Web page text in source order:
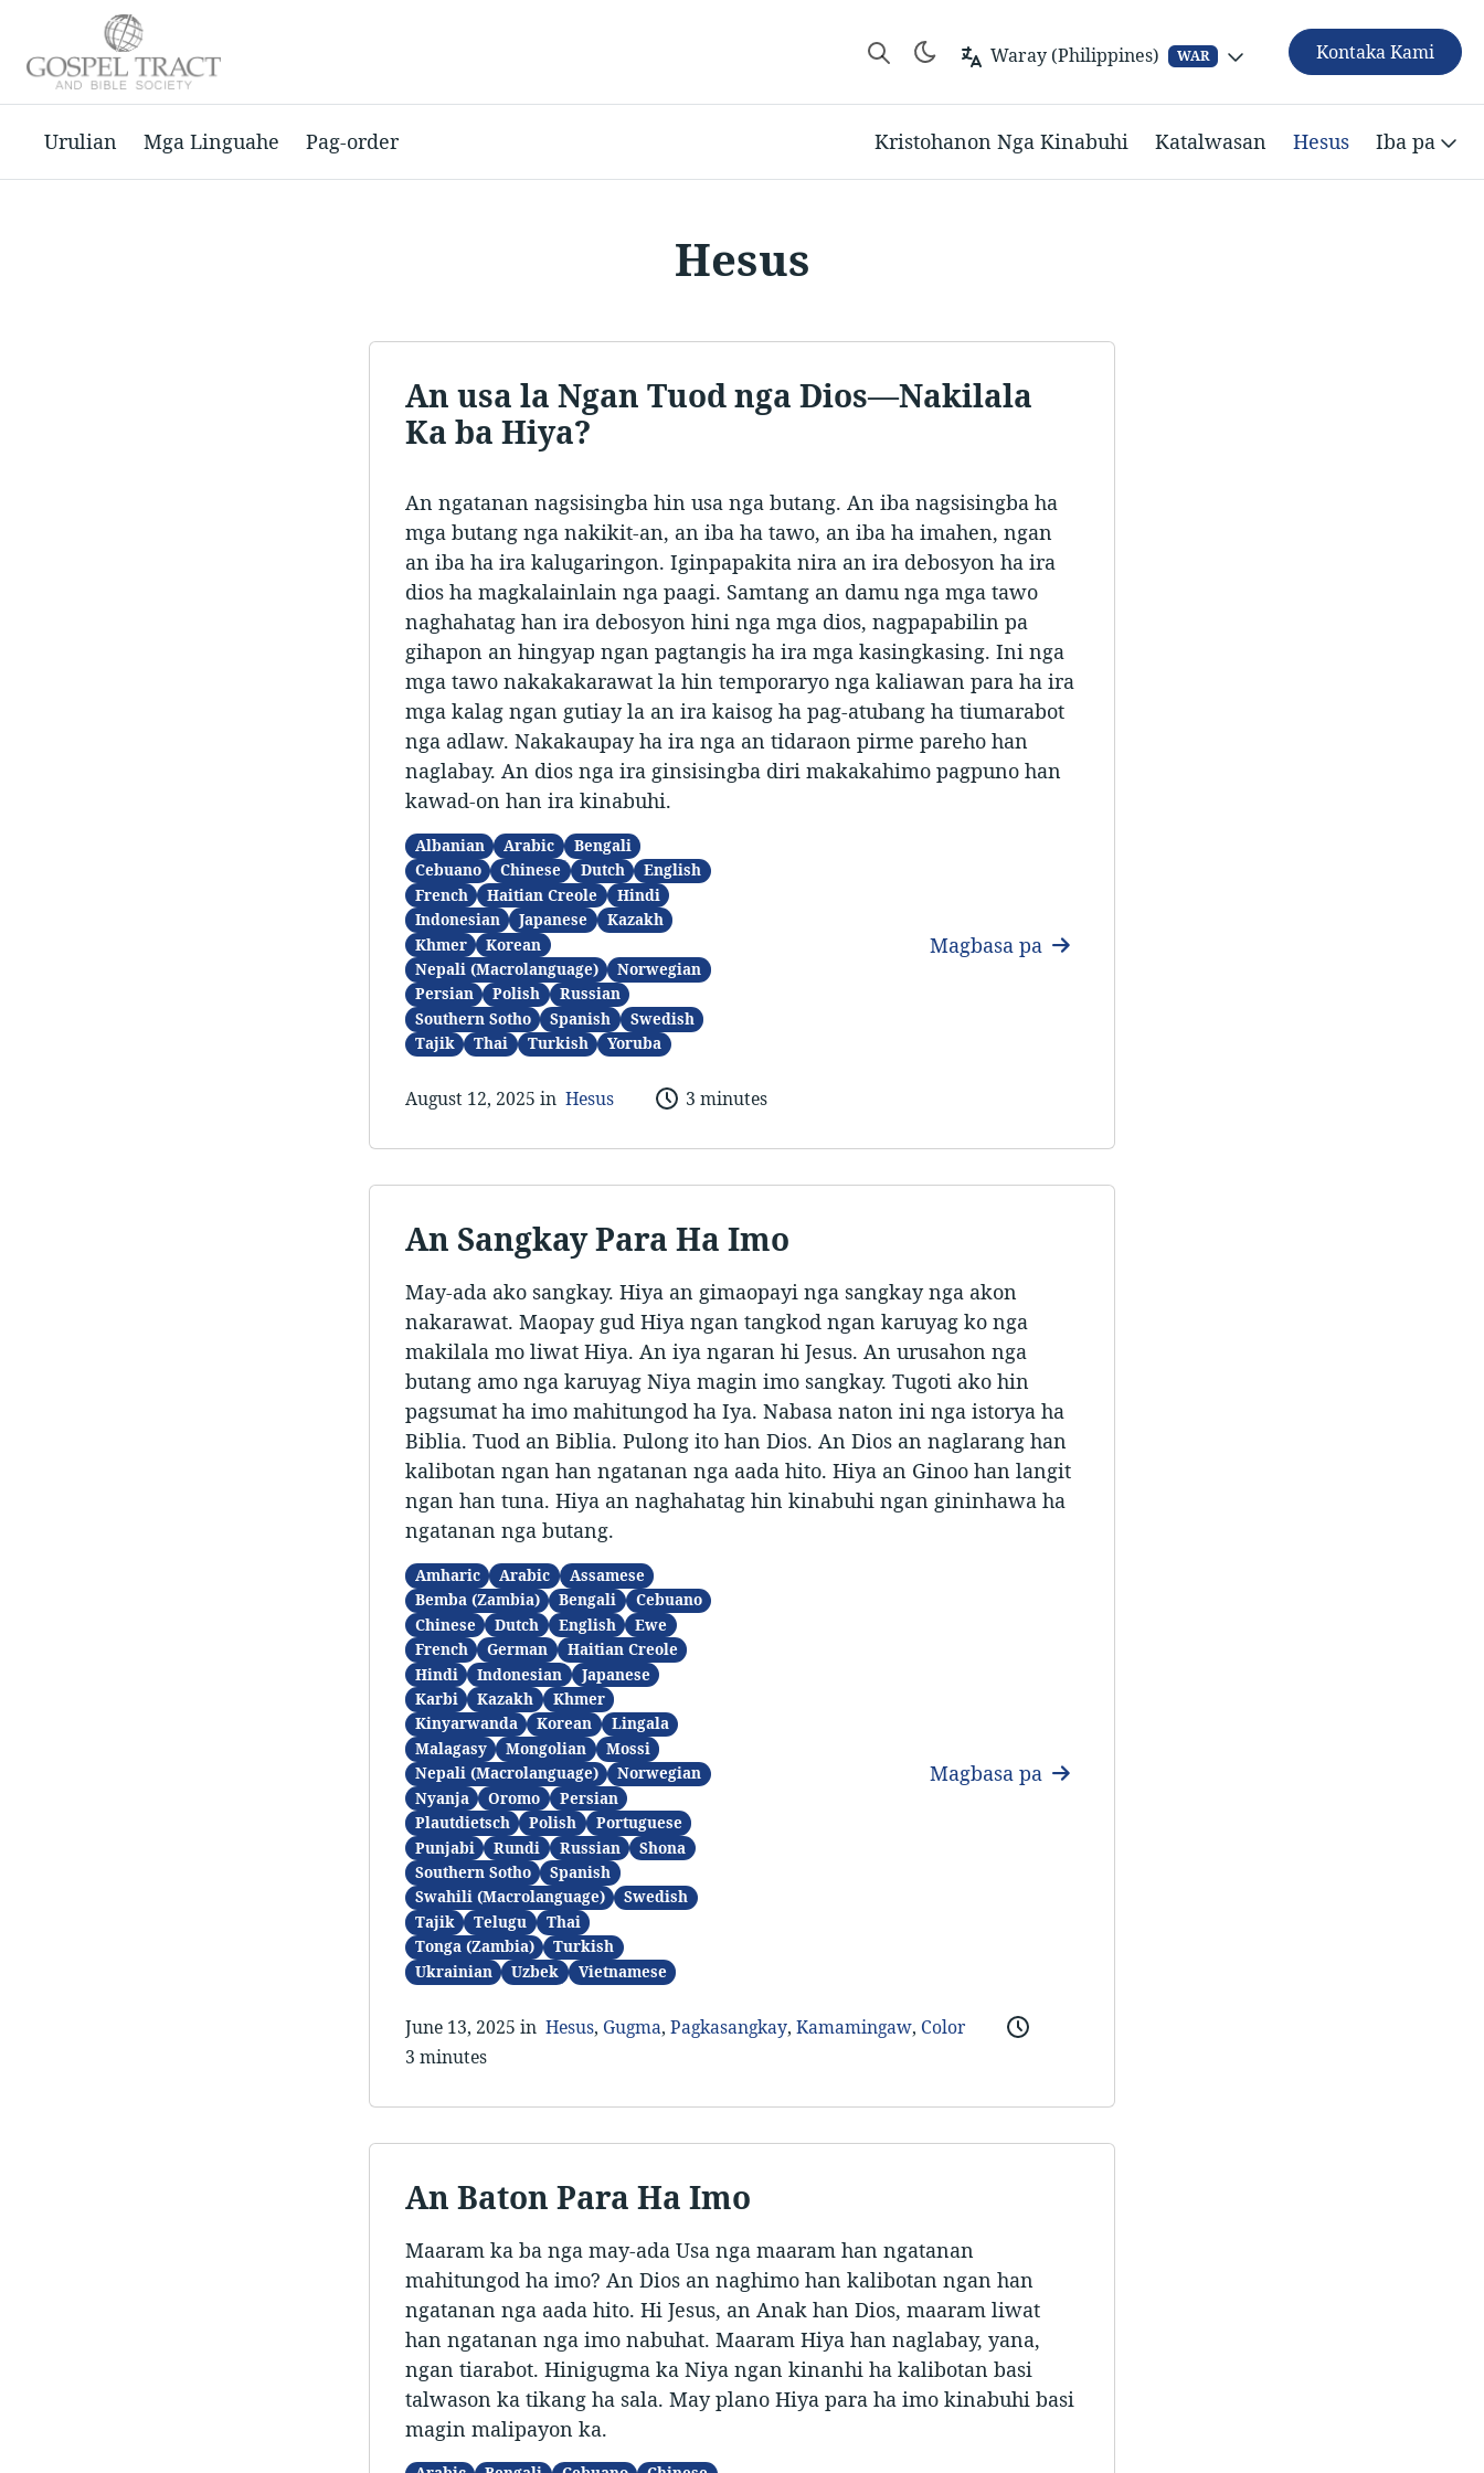
Waray (Philippines) WAR Kontaka Kami
Urulian Mga Linguahe Pag-order Kristohanon Nga Kinabuhi Katalwasan Hesus Iba pa
Hesus
An usa la Ngan Tuod nga Dios—Nakilala
Ka ba Hiya?
An ngatanan nagsisingba hin usa nga butang. An iba nagsisingba ha
mga butang nga nakikit-an, an iba ha tawo, an iba ha imahen, ngan
an iba ha ira kalugaringon. Iginpapakita nira an ira debosyon ha ira
dios ha magkalainlain nga paagi. Samtang an damu nga mga tawo
naghahatag han ira debosyon hini nga mga dios, nagpapabilin pa
gihapon an hingyap ngan pagtangis ha ira mga kasingkasing. Ini nga
mga tawo nakakakarawat la hin temporaryo nga kaliawan para ha ira
mga kalag ngan gutiay la an ira kaisog ha pag-atubang ha tiumarabot
nga adlaw. Nakakaupay ha ira nga an tidaraon pirme pareho han
naglabay. An dios nga ira ginsisingba diri makakahimo pagpuno han
kawad-on han ira kinabuhi.
Albanian Arabic
Bengali
Cebuano
Chinese Dutch
English
French
Haitian Creole
Hindi
Indonesian
Japanese
Kazakh
Khmer
Korean
Nepali (Macrolanguage)
Norwegian
Persian
Polish
Russian
Southern Sotho
Spanish
Swedish
Tajik
Thai Turkish Yoruba
Magbasa pa
August 12, 2025 in Hesus 3 minutes
An Sangkay Para Ha Imo
May-ada ako sangkay. Hiya an gimaopayi nga sangkay nga akon
nakarawat. Maopay gud Hiya ngan tangkod ngan karuyag ko nga
makilala mo liwat Hiya. An iya ngaran hi Jesus. An urusahon nga
butang amo nga karuyag Niya magin imo sangkay. Tugoti ako hin
pagsumat ha imo mahitungod ha Iya. Nabasa naton ini nga istorya ha
Biblia. Tuod an Biblia. Pulong ito han Dios. An Dios an naglarang han
kalibotan ngan han ngatanan nga aada hito. Hiya an Ginoo han langit
ngan han tuna. Hiya an naghahatag hin kinabuhi ngan gininhawa ha
ngatanan nga butang.
Amharic Arabic
Assamese
Bemba (Zambia)
Bengali
Cebuano
Chinese
Dutch English
Ewe
French
German
Haitian Creole
Hindi
Indonesian
Japanese
Karbi
Kazakh
Khmer
Kinyarwanda
Korean
Lingala
Malagasy
Mongolian
Mossi
Nepali (Macrolanguage)
Norwegian
Nyanja
Oromo
Persian
Plautdietsch
Polish
Portuguese
Punjabi
Rundi Russian
Shona
Southern Sotho
Spanish
Swahili (Macrolanguage)
Swedish
Tajik
Telugu
Thai
Tonga (Zambia)
Turkish
Ukrainian
Uzbek Vietnamese
Magbasa pa
June 13, 2025 in Hesus, Gugma, Pagkasangkay, Kamamingaw, Color
3 minutes
An Baton Para Ha Imo
Maaram ka ba nga may-ada Usa nga maaram han ngatanan
mahitungod ha imo? An Dios an naghimo han kalibotan ngan han
ngatanan nga aada hito. Hi Jesus, an Anak han Dios, maaram liwat
han ngatanan nga imo nabuhat. Maaram Hiya han naglabay, yana,
ngan tiarabot. Hinigugma ka Niya ngan kinanhi ha kalibotan basi
talwason ka tikang ha sala. May plano Hiya para ha imo kinabuhi basi
magin malipayon ka.